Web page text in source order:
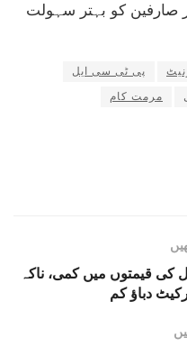
صارفین کو بہتر سہولت
پی ٹی سی ایل
مرمت کام
کی قیمتوں میں کمی، ناکہ
دباؤ کم